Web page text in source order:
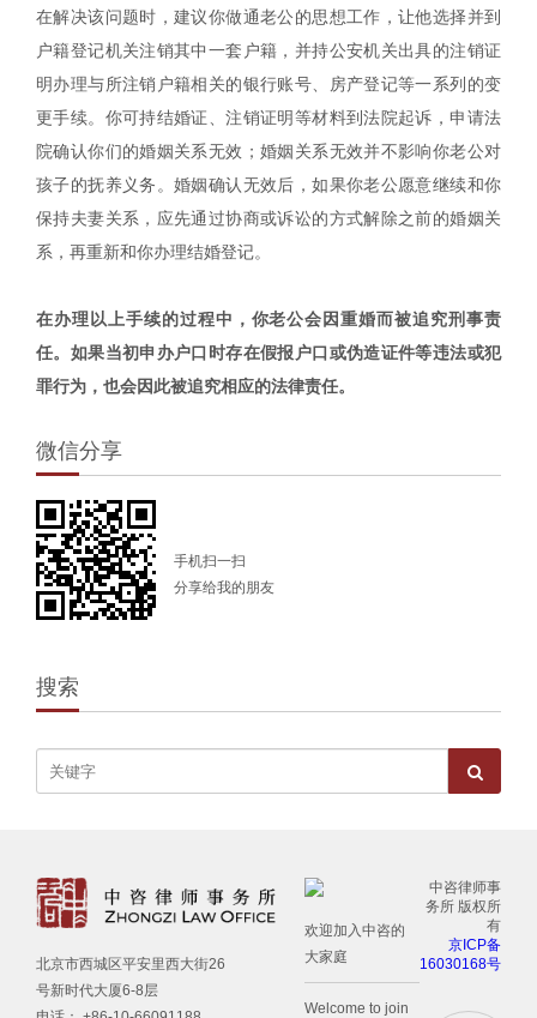
在解决该问题时，建议你做通老公的思想工作，让他选择并到
户籍登记机关注销其中一套户籍，并持公安机关出具的注销证
明办理与所注销户籍相关的银行账号、房产登记等一系列的变
更手续。你可持结婚证、注销证明等材料到法院起诉，申请法
院确认你们的婚姻关系无效；婚姻关系无效并不影响你老公对
孩子的抚养义务。婚姻确认无效后，如果你老公愿意继续和你
保持夫妻关系，应先通过协商或诉讼的方式解除之前的婚姻关
系，再重新和你办理结婚登记。
在办理以上手续的过程中，你老公会因重婚而被追究刑事责
任。如果当初申办户口时存在假报户口或伪造证件等违法或犯
罪行为，也会因此被追究相应的法律责任。
微信分享
手机扫一扫
分享给我的朋友
搜索
北京市西城区平安里西大街26
号新时代大厦6-8层
欢迎加入中咨的
大家庭
Welcome to join
中咨律师事
务所 版权所
有
京ICP备
16030168号